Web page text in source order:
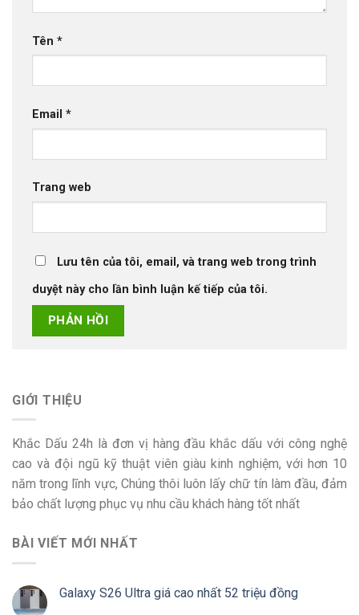
Tên *
Email *
Trang web
Lưu tên của tôi, email, và trang web trong trình
duyệt này cho lần bình luận kế tiếp của tôi.
GIỚI THIỆU
Khắc Dấu 24h là đơn vị hàng đầu khắc dấu với công nghệ
cao và đội ngũ kỹ thuật viên giàu kinh nghiệm, với hơn 10
năm trong lĩnh vực, Chúng thôi luôn lấy chữ tín làm đầu, đảm
bảo chất lượng phục vụ nhu cầu khách hàng tốt nhất
BÀI VIẾT MỚI NHẤT
Galaxy S26 Ultra giá cao nhất 52 triệu đồng